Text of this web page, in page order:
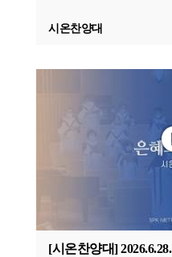
시온찬양대
[시온찬양대] 2026.6.28.